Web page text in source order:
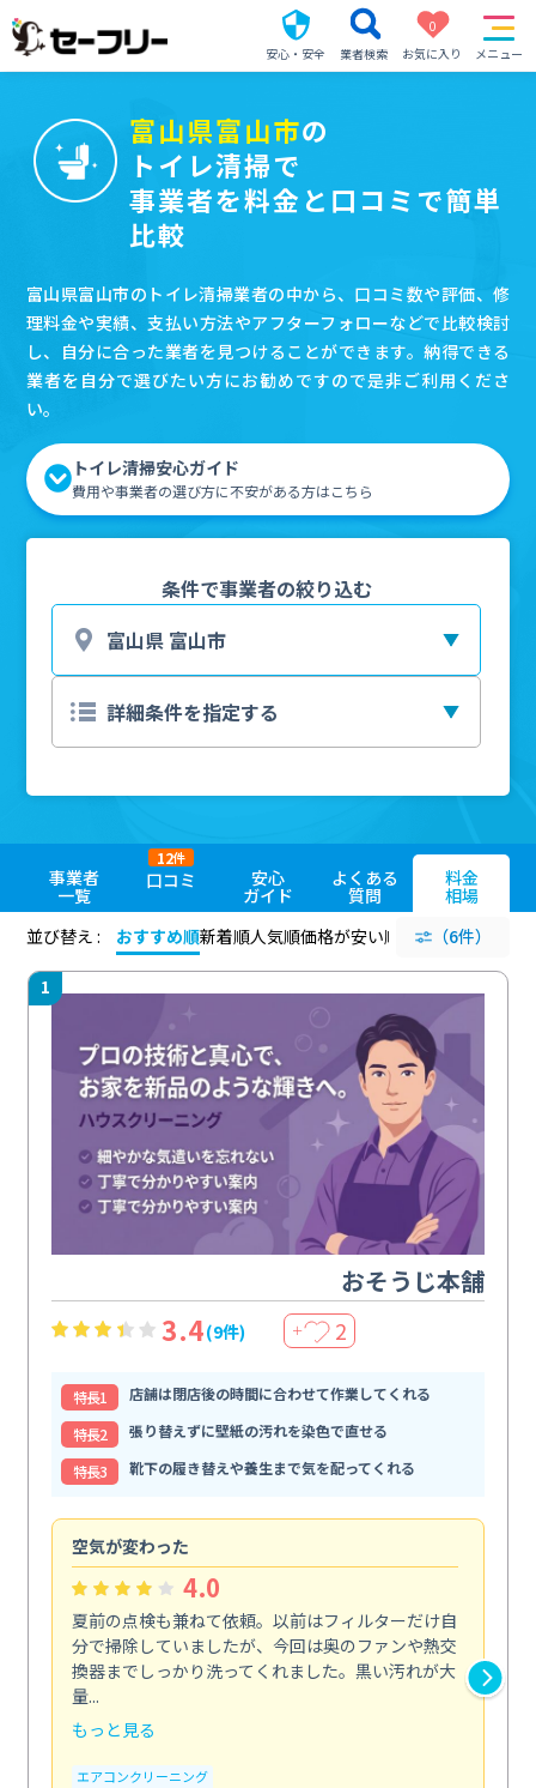
安心・安全 業者検索
0
お気に入り
メニュー
富山県富山市の
トイレ清掃で
事業者を料金と口コミで簡単
比較
富山県富山市のトイレ清掃業者の中から、口コミ数や評価、修
理料金や実績、支払い方法やアフターフォローなどで比較検討
し、自分に合った業者を見つけることができます。納得できる
業者を自分で選びたい方にお勧めですので是非ご利用くださ
い。
トイレ清掃安心ガイド
費用や事業者の選び方に不安がある方はこちら
条件で事業者の絞り込む
事業者
一覧
口コミ
12件
安心
ガイド
よくある
質問
料金
相場
並び替え :
おすすめ順新着順人気順価格が安い順 評価が高い順
（6件）
1
おそうじ本舗
3.4(9件) ＋ 2
特⻑1
店舗は閉店後の時間に合わせて作業してくれる
特⻑2
張り替えずに壁紙の汚れを染色で直せる
特⻑3
靴下の履き替えや養生まで気を配ってくれる
空気が変わった
4.0
夏前の点検も兼ねて依頼。以前はフィルターだけ自
分で掃除していましたが、今回は奥のファンや熱交
換器までしっかり洗ってくれました。黒い汚れが大
量...
もっと見る
エアコンクリーニング